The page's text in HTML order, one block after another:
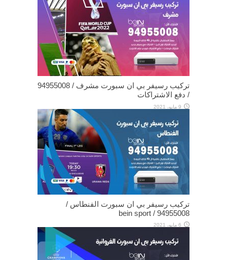
تركيب رسيفر بي ان سبورت مشرف / 94955008
/ دفع الاشتراكات
9 مايو، 2021
تركيب رسيفر بي ان سبورت الفنطاس /
94955008 / bein sport
6 مايو، 2021